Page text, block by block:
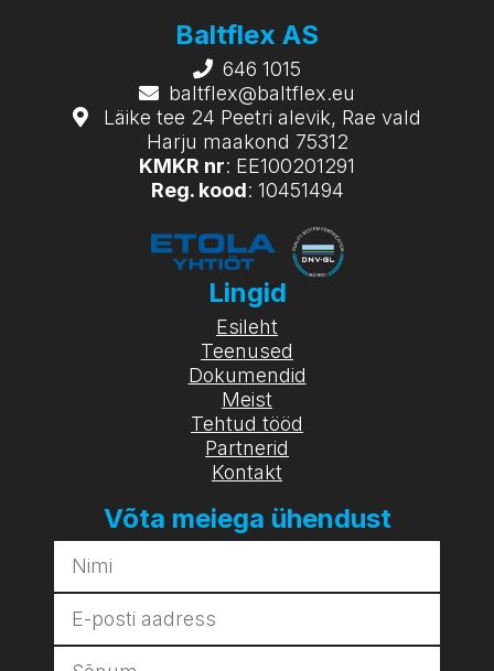
Baltflex AS
646 1015
baltflex@baltflex.eu
Läike tee 24 Peetri alevik, Rae vald
Harju maakond 75312
KMKR nr: EE100201291
Reg. kood: 10451494
Lingid
Esileht
Teenused
Dokumendid
Meist
Tehtud tööd
Partnerid
Kontakt
Võta meiega ühendust